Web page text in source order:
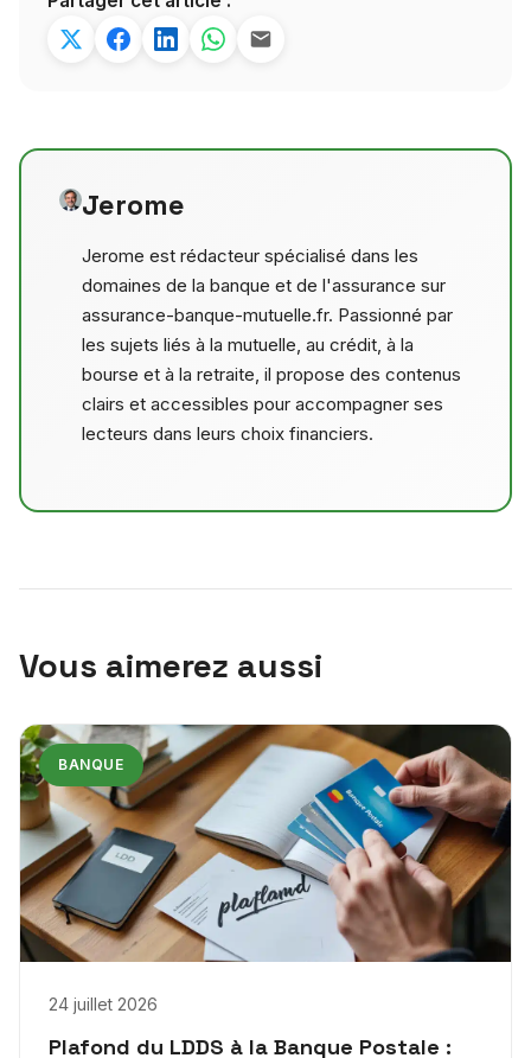
Jerome
Jerome est rédacteur spécialisé dans les
domaines de la banque et de l'assurance sur
assurance-banque-mutuelle.fr. Passionné par
les sujets liés à la mutuelle, au crédit, à la
bourse et à la retraite, il propose des contenus
clairs et accessibles pour accompagner ses
lecteurs dans leurs choix financiers.
Vous aimerez aussi
BANQUE
24 juillet 2026
Plafond du LDDS à la Banque Postale :